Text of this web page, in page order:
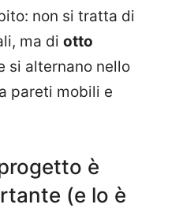
non si tratta di
ma di otto
si alternano nello
pareti mobili e
è
(e lo è